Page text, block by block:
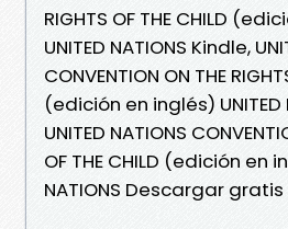
RIGHTS OF THE CHILD
UNITED NATIONS Kindle,
CONVENTION ON THE
(edición en inglés) UNITED
UNITED NATIONS
OF THE CHILD (edición en
NATIONS Descargar gratis